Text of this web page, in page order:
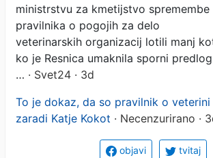
ministrstvu za kmetijstvo spremembe
pravilnika o pogojih za delo
veterinarskih organizacij lotili manj
ko je Resnica umaknila sporni predlog
… · Svet24 · 3d
To je dokaz, da so pravilnik o
zaradi Katje Kokot · Necenzurirano ·
objavi tvitaj